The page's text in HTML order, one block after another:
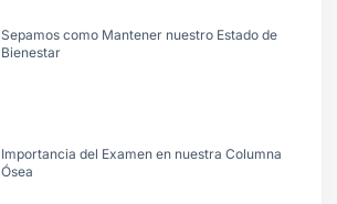
Sepamos como Mantener nuestro Estado de
Bienestar
Importancia del Examen en nuestra Columna
Ósea